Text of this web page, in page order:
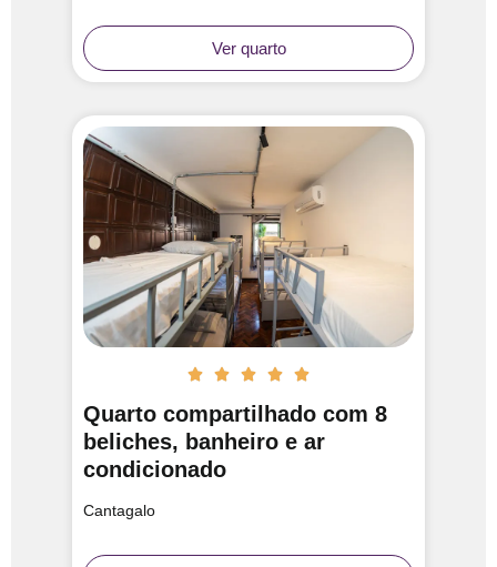
Ver quarto
    
Quarto compartilhado com 8
beliches, banheiro e ar
condicionado
Cantagalo